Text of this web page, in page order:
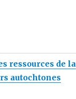
ressources de la
autochtones